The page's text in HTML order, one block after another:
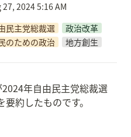
27, 2024 5:16 AM
民主党総裁選
政治改革
のための政治
地方創生
年自由民主党総裁選
約したものです。